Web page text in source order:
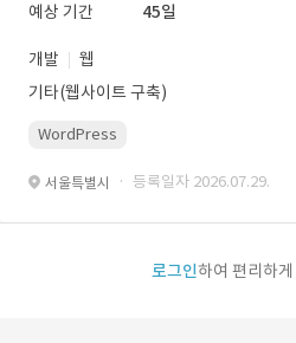
예상 기간
45일
개발
웹
기타(웹사이트 구축)
WordPress
서울특별시 · 등록일자 2026.07.29.
로그인하여 편리하